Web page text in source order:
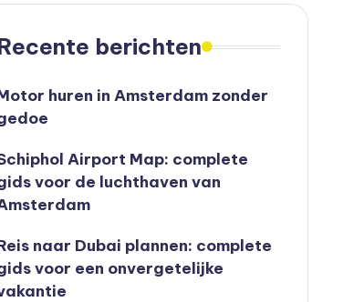
berichten
huren in Amsterdam zonder
Airport Map: complete
voor de luchthaven van
naar Dubai plannen: complete
voor een onvergetelijke